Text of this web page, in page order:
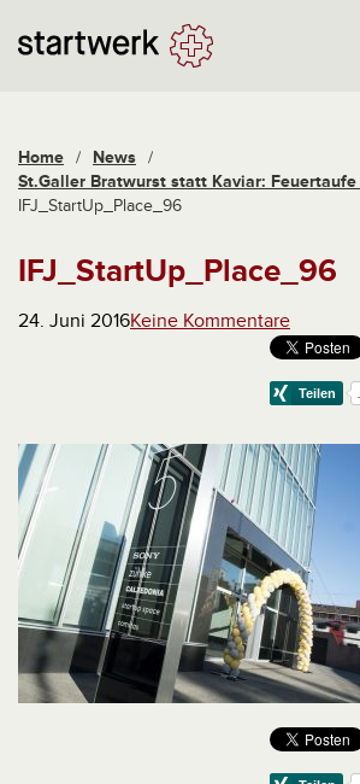
Home / News /
St.Galler Bratwurst statt Kaviar: Feuertaufe
IFJ_StartUp_Place_96
IFJ_StartUp_Place_96
24. Juni 2016Keine Kommentare